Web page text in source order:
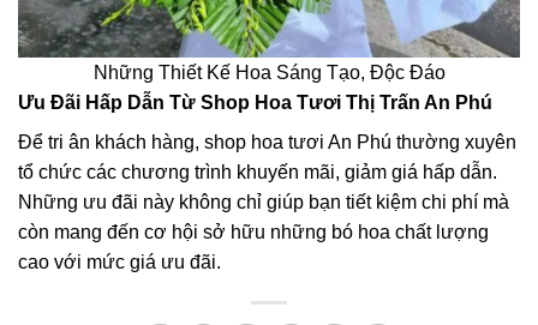
Những Thiết Kế Hoa Sáng Tạo, Độc Đáo
Ưu Đãi Hấp Dẫn Từ Shop Hoa Tươi Thị Trấn An Phú
Để tri ân khách hàng, shop hoa tươi An Phú thường xuyên
tổ chức các chương trình khuyến mãi, giảm giá hấp dẫn.
Những ưu đãi này không chỉ giúp bạn tiết kiệm chi phí mà
còn mang đến cơ hội sở hữu những bó hoa chất lượng
cao với mức giá ưu đãi.